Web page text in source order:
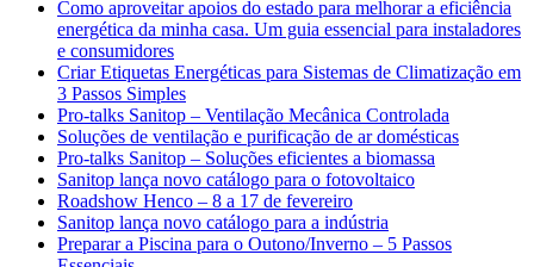
Como aproveitar apoios do estado para melhorar a eficiência
energética da minha casa. Um guia essencial para instaladores
e consumidores
Criar Etiquetas Energéticas para Sistemas de Climatização em
3 Passos Simples
Pro-talks Sanitop – Ventilação Mecânica Controlada
Soluções de ventilação e purificação de ar domésticas
Pro-talks Sanitop – Soluções eficientes a biomassa
Sanitop lança novo catálogo para o fotovoltaico
Roadshow Henco – 8 a 17 de fevereiro
Sanitop lança novo catálogo para a indústria
Preparar a Piscina para o Outono/Inverno – 5 Passos